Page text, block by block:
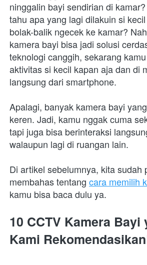
ninggalin bayi sendirian di
tahu apa yang lagi dilakuin si
bolak-balik ngecek ke kamar?
kamera bayi bisa jadi solusi
teknologi canggih, sekarang
aktivitas si kecil kapan aja dan di
langsung dari smartphone.
Apalagi, banyak kamera bayi
keren. Jadi, kamu nggak cuma
tapi juga bisa berinteraksi
walaupun lagi di ruangan lain.
Di artikel sebelumnya, kita sudah
membahas tentang cara memilih
kamu bisa baca dulu ya.
10 CCTV Kamera Bayi
Kami